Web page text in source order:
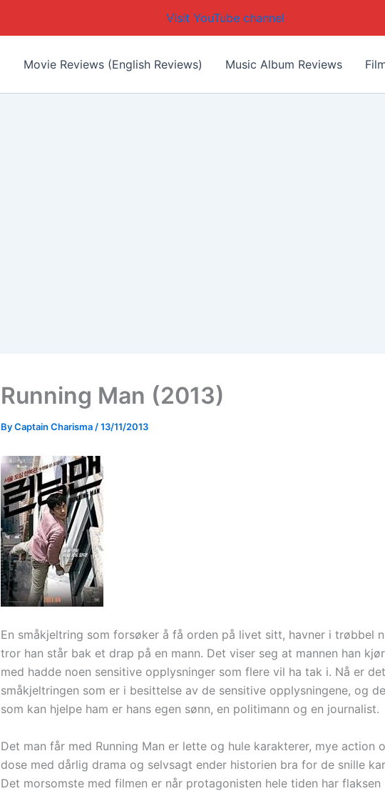
Visit YouTube channel
Movie Reviews (English Reviews) Music Album Reviews
Running Man (2013)
ByCaptain Charisma/13/11/2013
En småkjeltring som forsøker å få orden på livet sitt, havner i trøbbel
tror han står bak et drap på en mann. Det viser seg at mannen han
med hadde noen sensitive opplysninger som flere vil ha tak i. Nå er det
småkjeltringen som er i besittelse av de sensitive opplysningene, og
som kan hjelpe ham er hans egen sønn, en politimann og en journalist.
Det man får med Running Man er lette og hule karakterer, mye action
dose med dårlig drama og selvsagt ender historien bra for de snille
Det morsomste med filmen er når protagonisten hele tiden har flaksen